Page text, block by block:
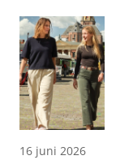
16 juni 2026